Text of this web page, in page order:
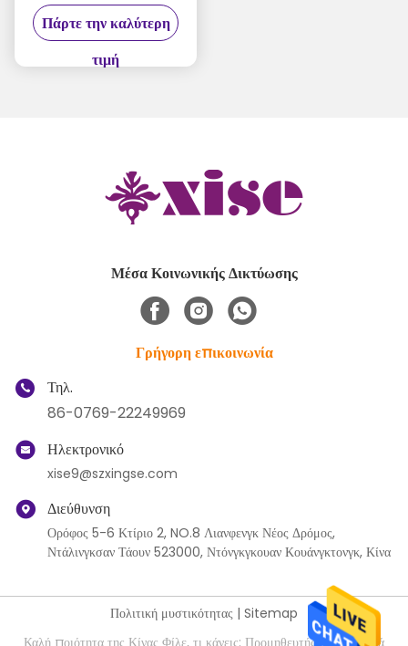
9 ταχύτητες σπρώχνοντας
λειτουργίες αυτόματο
δονητή
Πάρτε την καλύτερη
τιμή
Μέσα Κοινωνικής Δικτύωσης
Γρήγορη επικοινωνία
Τηλ.
86-0769-22249969
Ηλεκτρονικό
xise9@szxingse.com
Διεύθυνση
Ορόφος 5-6 Κτίριο 2, NO.8 Λιανφενγκ Νέος Δρόμος,
Ντάλινγκσαν Τάουν 523000, Ντόνγκγκουαν Κουάνγκτονγκ, Κίνα
Πολιτική μυστικότητας | Sitemap